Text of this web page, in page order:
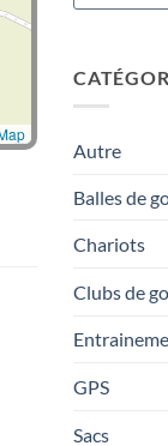
Autre
Balles de
Chariots
Clubs de
GPS
Sacs